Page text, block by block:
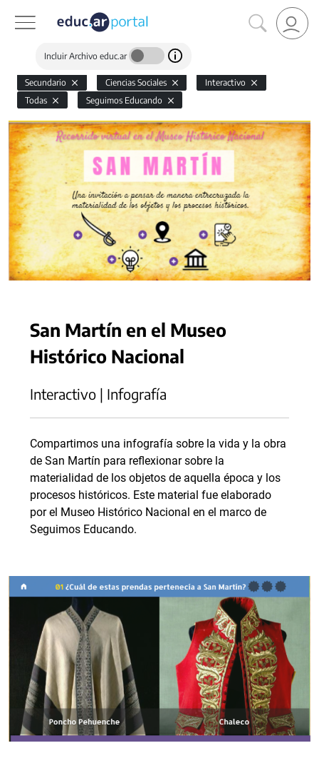
Incluir Archivo educ.ar
Secundario Ciencias Sociales
Interactivo
Todas
Seguimos Educando
San Martín en el Museo
Histórico Nacional
Interactivo | Infografía
Compartimos una infografía sobre la vida y la obra
de San Martín para reflexionar sobre la
materialidad de los objetos de aquella época y los
procesos históricos. Este material fue elaborado
por el Museo Histórico Nacional en el marco de
Seguimos Educando.